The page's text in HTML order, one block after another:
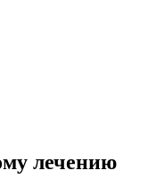
лечению